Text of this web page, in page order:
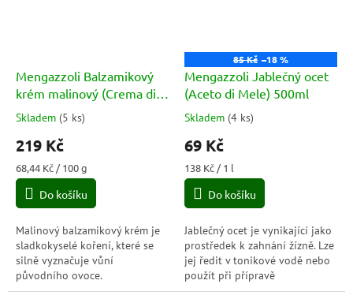
Mengazzoli Balzamikový
krém malinový (Crema di
Balsamico Lampone) 320g
Průměrné
hodnocení
produktu
je
5,0
5
hvězdiček.
Skladem (5 ks)
219 Kč
Měrná
cena:
68,44 Kč / 100 g
Do košíku
Malinový balzamikový krém je
sladkokyselé koření, které se
silně vyznačuje vůní
původního ovoce.
85 Kč –18 %
Mengazzoli Jablečný ocet
(Aceto di Mele) 500ml
Průměrné
hodnocení
produktu
je
5,0
5
hvězdiček.
Skladem (4 ks)
69 Kč
Měrná
cena:
138 Kč / 1 l
Do košíku
Jablečný ocet je vynikající jako
prostředek k zahnání žízně. Lze
jej ředit v tonikové vodě nebo
použít při přípravě
nealkoholických a